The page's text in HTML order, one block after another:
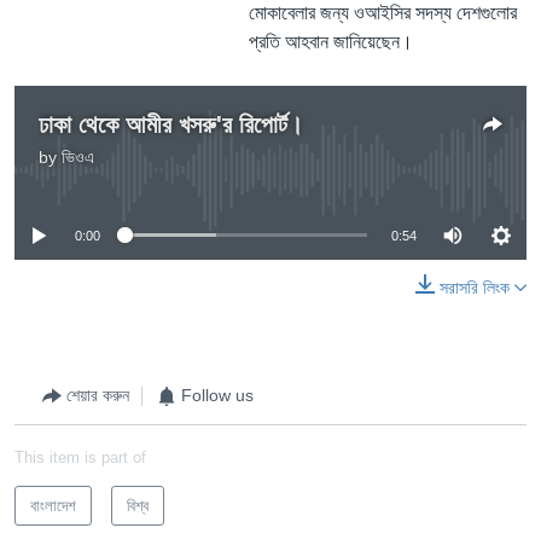
মোকাবেলার জন্য ওআইসির সদস্য দেশগুলোর
প্রতি আহবান জানিয়েছেন।
ঢাকা থেকে আমীর খসরু'র রিপোর্ট।
by ভিওএ
0:00 0:54
সরাসরি লিংক
শেয়ার করুন Follow us
This item is part of
বাংলাদেশ বিশ্ব